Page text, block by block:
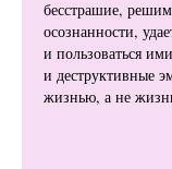
бесстрашие,
осознанности,
и пользоваться
и деструктивные
жизнью, а не